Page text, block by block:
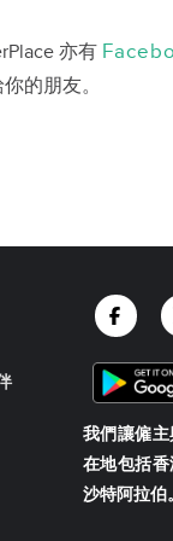
亦有
的朋友。
我們讓僱
在地包括
沙特阿拉伯。